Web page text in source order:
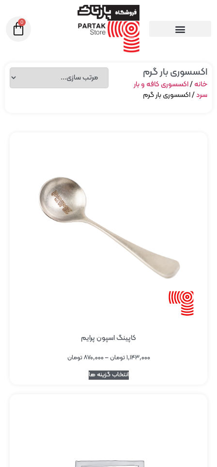
0
اکسسوری بار گرم
خانه/اکسسوری کافه و بار
سرد/ اکسسوری بار گرم
کاپینگ اسپون پرایم
۱,۱۴۳,۰۰۰تومان–۸۷۰,۰۰۰تومان
انتخاب گزینه ها